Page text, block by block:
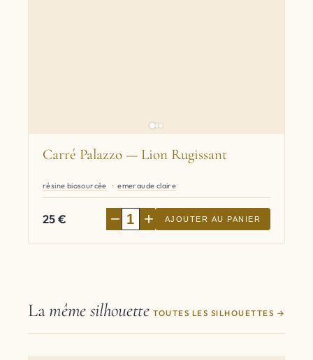
Carré Palazzo — Lion Rugissant
résine biosourcée emeraude claire
25€ − + AJOUTER AU PANIER
Lamême silhouette TOUTES LES SILHOUETTES